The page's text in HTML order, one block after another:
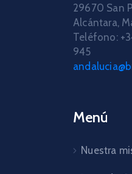
29670 San
Alcántara,
Teléfono:
945
Menú
Nuestra